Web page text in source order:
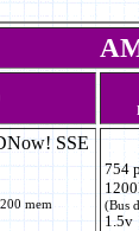
SSE
mem
754
(Bus
1.5v